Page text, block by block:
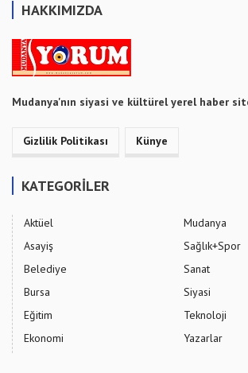
HAKKIMIZDA
Mudanya'nın siyasi ve kültürel yerel haber
Gizlilik Politikası Künye
KATEGORİLER
Aktüel
Asayiş
Belediye
Bursa
Eğitim
Ekonomi
Mudanya
Sağlık+Spor
Sanat
Siyasi
Teknoloji
Yazarlar